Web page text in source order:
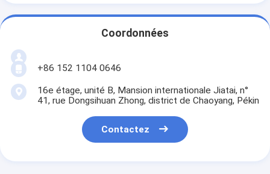
Coordonnées
+86 152 1104 0646
16e étage, unité B, Mansion internationale Jiatai, n°
41, rue Dongsihuan Zhong, district de Chaoyang, Pékin
Contactez